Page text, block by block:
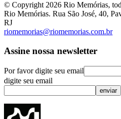
© Copyright 2026 Rio Memórias,
Rio Memórias. Rua São José, 40,
RJ
riomemorias@riomemorias.com.br
Assine nossa newsletter
Por favor digite seu email
digite seu email
enviar